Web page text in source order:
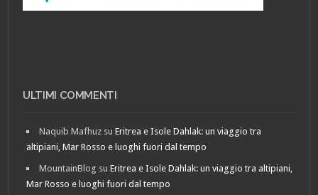
ULTIMI COMMENTI
Naquib Mafhuz suEritrea e Isole Dahlak: un viaggio tra
altipiani, Mar Rosso e luoghi fuori dal tempo
MountainBlog suEritrea e Isole Dahlak: un viaggio tra altipiani,
Mar Rosso e luoghi fuori dal tempo